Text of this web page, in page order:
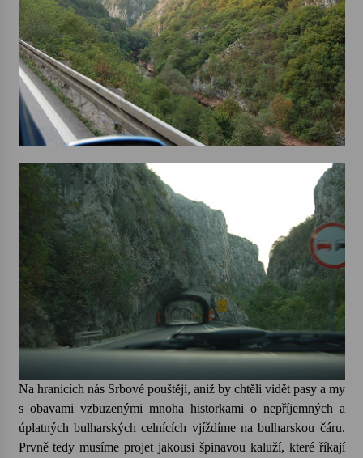
Na hranicích nás Srbové pouštějí, aniž by chtěli vidět pasy a my
s obavami vzbuzenými mnoha historkami o nepříjemných a
úplatných bulharských celnících vjíždíme na bulharskou čáru.
Prvně tedy musíme projet jakousi špinavou kaluží, které říkají